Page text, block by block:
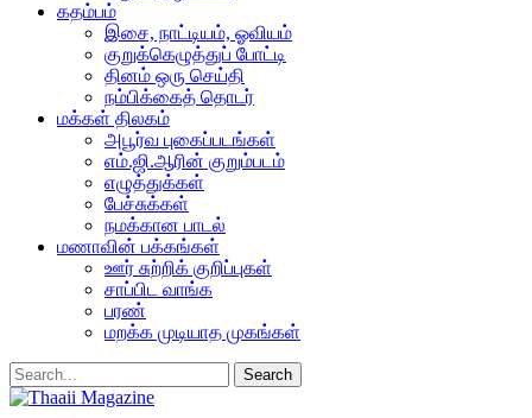
கதம்பம்
இசை, நாட்டியம், ஓவியம்
குறுக்கெழுத்துப் போட்டி
தினம் ஒரு செய்தி
நம்பிக்கைத் தொடர்
மக்கள் திலகம்
அபூர்வ புகைப்படங்கள்
எம்.ஜி.ஆரின் குறும்படம்
எழுத்துக்கள்
பேச்சுக்கள்
நமக்கான பாடல்
மணாவின் பக்கங்கள்
ஊர் சுற்றிக் குறிப்புகள்
சாப்பிட வாங்க
பரண்
மறக்க முடியாத முகங்கள்